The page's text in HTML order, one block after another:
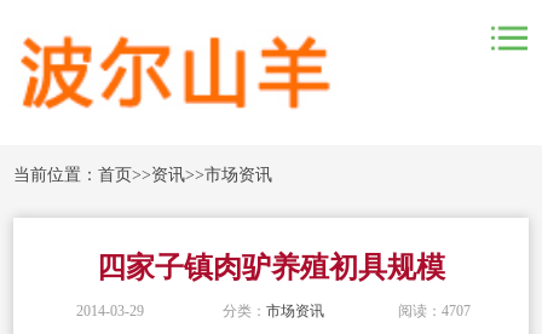
当前位置：首页>>资讯>>市场资讯
四家子镇肉驴养殖初具规模
2014-03-29 分类： 市场资讯 阅读：4707